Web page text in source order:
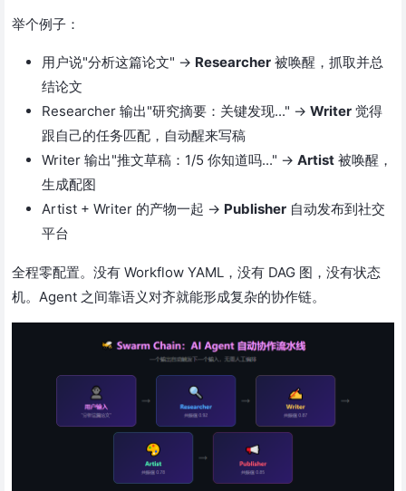
举个例子：
用户说"分析这篇论文" → Researcher 被唤醒，抓取并总
结论文
Researcher 输出"研究摘要：关键发现..." → Writer 觉得
跟自己的任务匹配，自动醒来写稿
Writer 输出"推文草稿：1/5 你知道吗..." → Artist 被唤醒，
生成配图
Artist + Writer 的产物一起 → Publisher 自动发布到社交
平台
全程零配置。没有 Workflow YAML，没有 DAG 图，没有状态
机。Agent 之间靠语义对齐就能形成复杂的协作链。